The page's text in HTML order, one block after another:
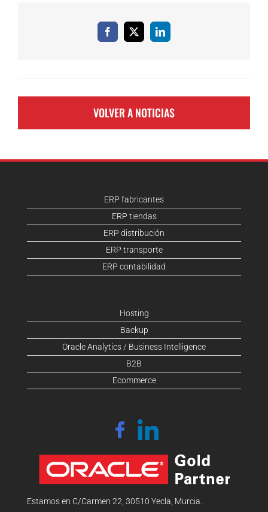
Facebook
X LinkedIn
VOLVER A NOTICIAS
ERP fabricantes
ERP tiendas
ERP distribución
ERP transporte
ERP contabilidad
Hosting
Backup
Oracle Analytics / Business Intelligence
B2B
Ecommerce
Estamos en C/Carmen 22, 30510 Yecla, Murcia.